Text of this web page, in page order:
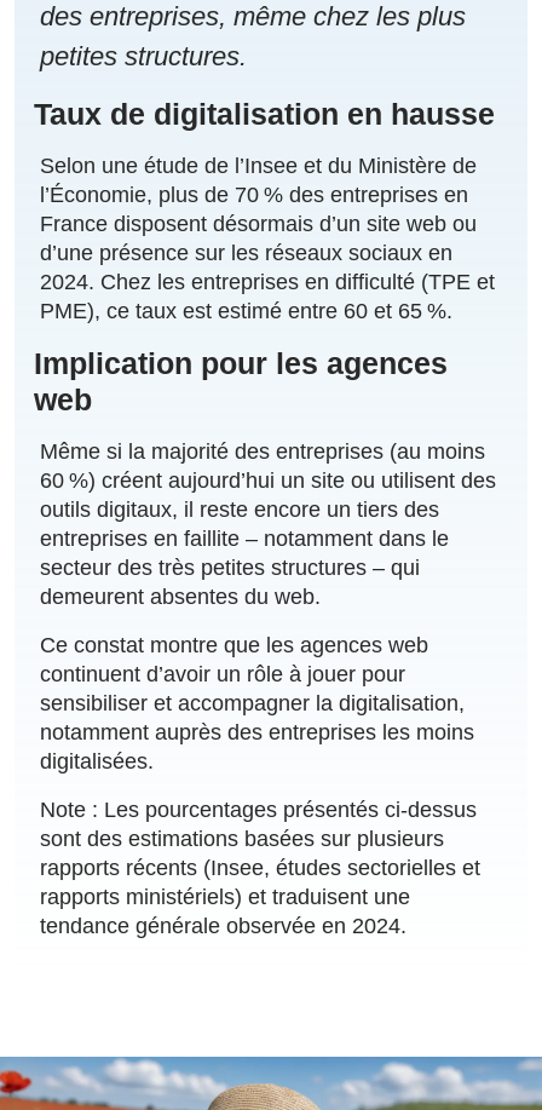
des entreprises, même chez les plus
petites structures.
Taux de digitalisation en hausse
Selon une étude de l’Insee et du Ministère de
l’Économie, plus de 70 % des entreprises en
France disposent désormais d’un site web ou
d’une présence sur les réseaux sociaux en
2024. Chez les entreprises en difficulté (TPE et
PME), ce taux est estimé entre 60 et 65 %.
Implication pour les agences
web
Même si la majorité des entreprises (au moins
60 %) créent aujourd’hui un site ou utilisent des
outils digitaux, il reste encore un tiers des
entreprises en faillite – notamment dans le
secteur des très petites structures – qui
demeurent absentes du web.
Ce constat montre que les agences web
continuent d’avoir un rôle à jouer pour
sensibiliser et accompagner la digitalisation,
notamment auprès des entreprises les moins
digitalisées.
Note : Les pourcentages présentés ci-dessus
sont des estimations basées sur plusieurs
rapports récents (Insee, études sectorielles et
rapports ministériels) et traduisent une
tendance générale observée en 2024.